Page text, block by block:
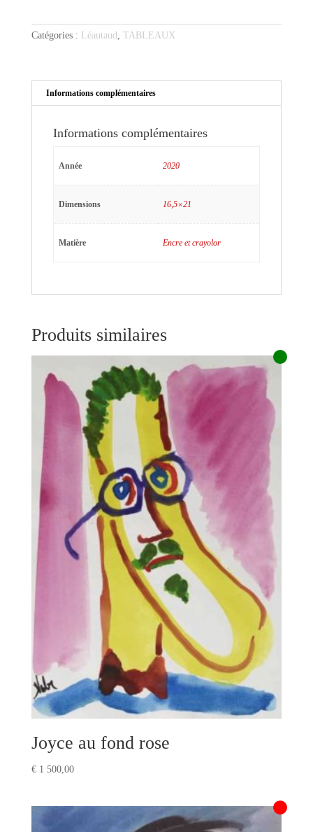
Catégories : Léautaud , TABLEAUX
Informations complémentaires
Informations complémentaires
Année 2020
Dimensions 16,5×21
Matière Encre et crayolor
Produits similaires
Joyce au fond rose
€1 500,00